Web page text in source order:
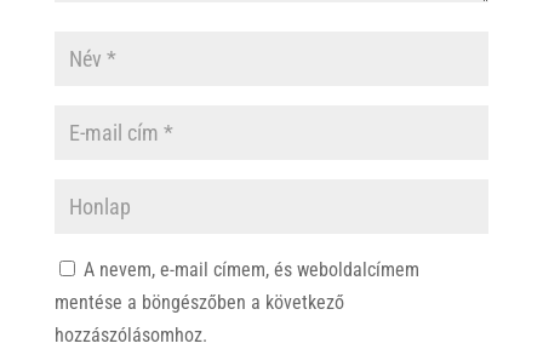
A nevem, e-mail címem, és weboldalcímem
mentése a böngészőben a következő
hozzászólásomhoz.